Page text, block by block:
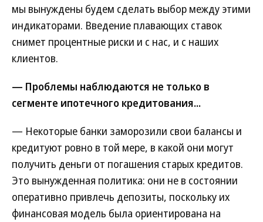
мы вынуждены будем сделать выбор между этими
индикаторами. Введение плавающих ставок
снимет процентные риски и с нас, и с наших
клиентов.
— Проблемы наблюдаются не только в
сегменте ипотечного кредитования...
— Некоторые банки заморозили свои балансы и
кредитуют ровно в той мере, в какой они могут
получить деньги от погашения старых кредитов.
Это вынужденная политика: они не в состоянии
оперативно привлечь депозиты, поскольку их
финансовая модель была ориентирована на